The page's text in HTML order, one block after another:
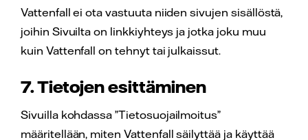
Vattenfall ei ota vastuuta niiden sivujen sisällöstä,
joihin Sivuilta on linkkiyhteys ja jotka joku muu
kuin Vattenfall on tehnyt tai julkaissut.
7. Tietojen esittäminen
Sivuilla kohdassa ”Tietosuojailmoitus”
määritellään, miten Vattenfall säilyttää ja käyttää